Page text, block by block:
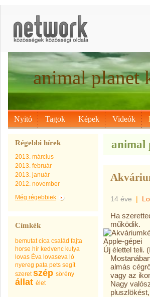
animal planet
Nyitó Tagok Képek Videók
Régebbi hírek
2013. március
2013. február
2013. január
2012. november
Még régebbiek
Címkék
bemutat cica család fajta
horse hír kedvenc kutya
lovas Éva lovaseva ló
nyereg pata pets segít
szeret szép sörény
állat élet
animal
14 éve |
Ha
működik.
Új élettel teli.
almás
vagy az
Nagy